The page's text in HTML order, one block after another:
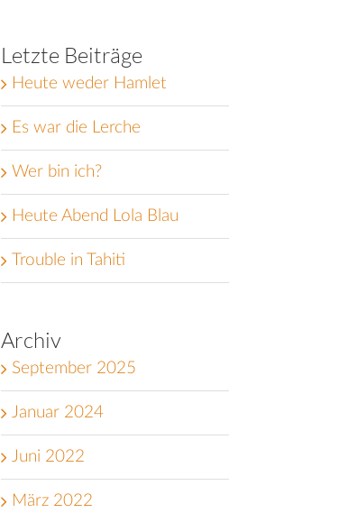
Letzte Beiträge
Heute weder Hamlet
Es war die Lerche
Wer bin ich?
Heute Abend Lola Blau
Trouble in Tahiti
Archiv
September 2025
Januar 2024
Juni 2022
März 2022